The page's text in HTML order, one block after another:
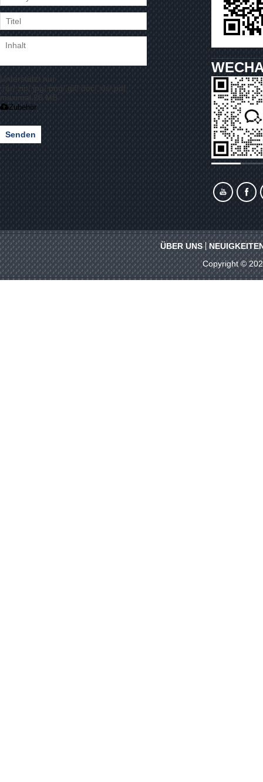
Unterstützt nur
.rar/.zip/.jpg/.png/.gif/.doc/.xls/.pdf,
maximal 20 MB
Zubehör
Senden
ÜBER UNS
Copyright ©